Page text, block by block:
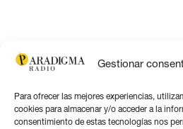
Gestionar
Para ofrecer las mejores experiencias,
cookies para almacenar y/o acceder a la
consentimiento de estas tecnologías nos